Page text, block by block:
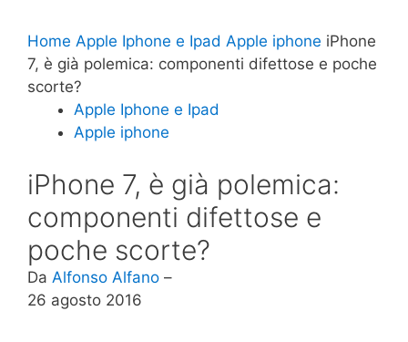
Home Apple Iphone e Ipad Apple iphone iPhone
7, è già polemica: componenti difettose e poche
scorte?
Apple Iphone e Ipad
Apple iphone
iPhone 7, è già polemica:
componenti difettose e
poche scorte?
Da Alfonso Alfano –
26 agosto 2016